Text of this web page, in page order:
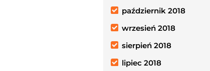
październik 2018
wrzesień 2018
sierpień 2018
lipiec 2018